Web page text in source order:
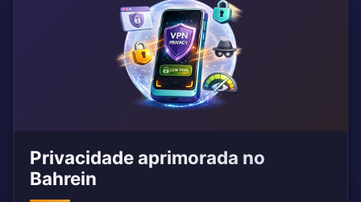
Privacidade aprimorada no
Bahrein